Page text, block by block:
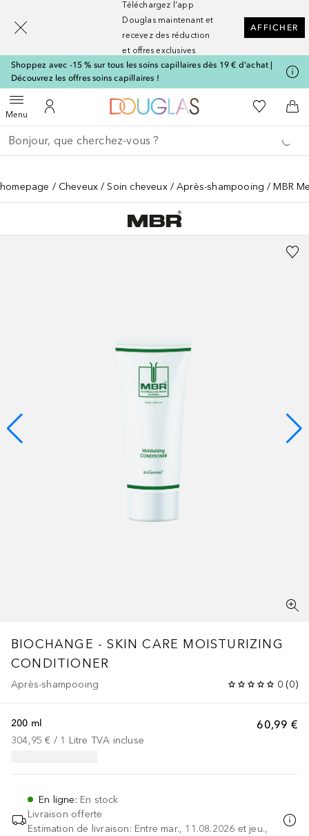
Téléchargez l'app
Douglas maintenant et
recevez des réduction
et offres exclusives
AFFICHER
Shoppez avec -15 % sur tous les soins capillaires dès 19 € d'achat |
Découvrez les offres soins capillaires !
MenuOuvrir le menuVers Mon Compte
Vers l'accueil Nocibé
Vers Ma
Retourner
Effectuer la recherche
homepage Cheveux Soin cheveux Après-shampooing MBR
BIOCHANGE - SKIN CARE MOISTURIZING
CONDITIONER
Après-shampooing 0 (0)
60,99 €
200 ml
304,95 € / 1 Litre TVA incluse
En ligne: En stock
Livraison offerte
Estimation de livraison: Entre mar., 11.08.2026 et jeu.,
[navigation.slideout.screenreader]